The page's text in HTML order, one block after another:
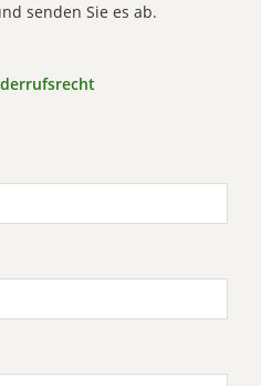
senden Sie es ab.